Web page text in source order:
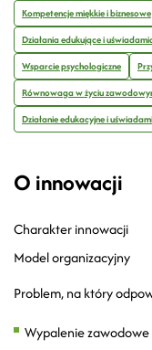
Kompetencje miękkie i biznesowe
Działania edukujące i
Wsparcie psychologiczne
Równowaga w życiu
Działanie edukacyjne i
O innowacji
Charakter innowacji
Model organizacyjny
Problem, na który
Wypalenie